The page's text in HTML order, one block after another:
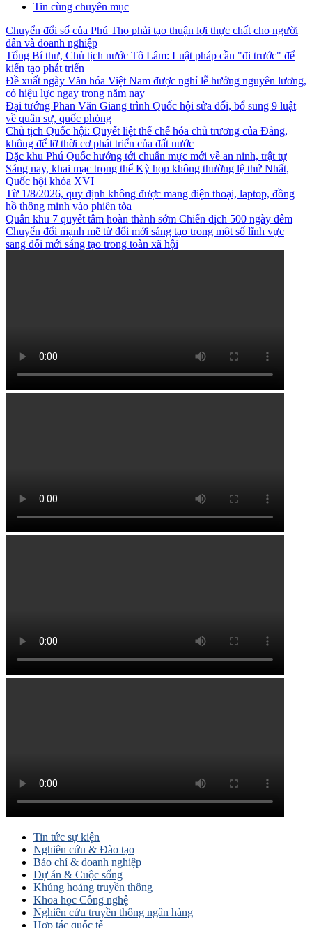
Tin cùng chuyên mục
Chuyển đổi số của Phú Thọ phải tạo thuận lợi thực chất cho người
dân và doanh nghiệp
Tổng Bí thư, Chủ tịch nước Tô Lâm: Luật pháp cần "đi trước" để
kiến tạo phát triển
Đề xuất ngày Văn hóa Việt Nam được nghỉ lễ hưởng nguyên lương,
có hiệu lực ngay trong năm nay
Đại tướng Phan Văn Giang trình Quốc hội sửa đổi, bổ sung 9 luật
về quân sự, quốc phòng
Chủ tịch Quốc hội: Quyết liệt thể chế hóa chủ trương của Đảng,
không để lỡ thời cơ phát triển của đất nước
Đặc khu Phú Quốc hướng tới chuẩn mực mới về an ninh, trật tự
Sáng nay, khai mạc trọng thể Kỳ họp không thường lệ thứ Nhất,
Quốc hội khóa XVI
Từ 1/8/2026, quy định không được mang điện thoại, laptop, đồng
hồ thông minh vào phiên tòa
Quân khu 7 quyết tâm hoàn thành sớm Chiến dịch 500 ngày đêm
Chuyển đổi mạnh mẽ từ đổi mới sáng tạo trong một số lĩnh vực
sang đổi mới sáng tạo trong toàn xã hội
Tin tức sự kiện
Nghiên cứu & Đào tạo
Báo chí & doanh nghiệp
Dự án & Cuộc sống
Khủng hoảng truyền thông
Khoa học Công nghệ
Nghiên cứu truyền thông ngân hàng
Hợp tác quốc tế